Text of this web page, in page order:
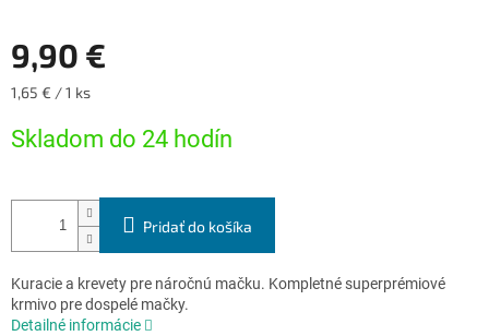
9,90 €
Jednotková
1,65 € / 1 ks
Skladom do 24 hodín
Pridať do košíka
Kuracie a krevety pre náročnú mačku. Kompletné superprémiové
krmivo pre dospelé mačky.
Detailné informácie